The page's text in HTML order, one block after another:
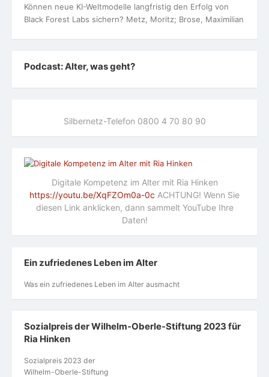
Können neue KI-Weltmodelle langfristig den Erfolg von
Black Forest Labs sichern? Metz, Moritz; Brose, Maximilian
Podcast: Alter, was geht?
Silbernetz-Telefon 0800 4 70 80 90
Digitale Kompetenz im Alter mit Ria Hinken
https://youtu.be/XqFZOm0a-0c ACHTUNG! Wenn Sie
diesen Link anklicken, dann sammelt YouTube Ihre
Daten!
Ein zufriedenes Leben im Alter
Was ein zufriedenes Leben im Alter ausmacht
Sozialpreis der Wilhelm-Oberle-Stiftung 2023 für
Ria Hinken
Sozialpreis 2023 der
Wilhelm-Oberle-Stiftung